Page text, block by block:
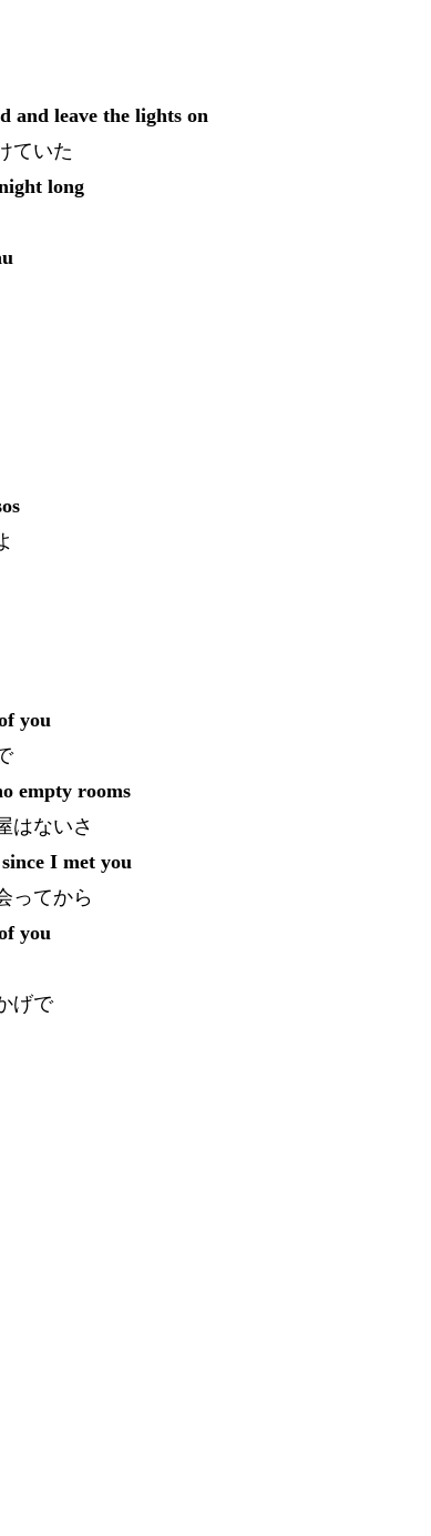
and leave the lights on
ていた
long
you
empty rooms
はないさ
I met you
ってから
you
げで